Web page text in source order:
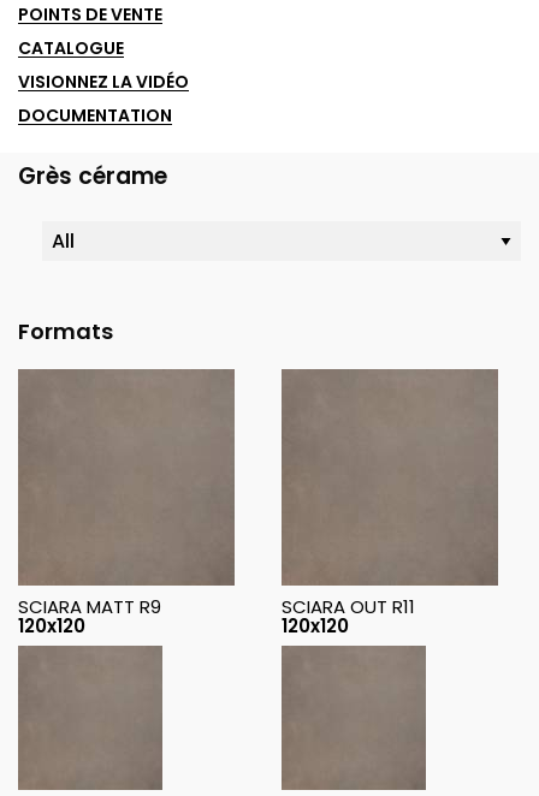
POINTS DE VENTE
CATALOGUE
VISIONNEZ LA VIDÉO
DOCUMENTATION
Grès cérame
Formats
SCIARA MATT R9
120x120
SCIARA OUT R11
120x120